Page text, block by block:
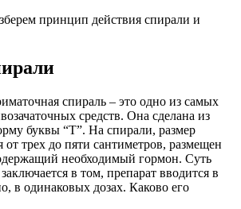
принцип действия спирали и
спираль – это одно из самых
средств. Она сделана из
буквы “Т”. На спирали, размер
от трех до пяти сантиметров, размещен
необходимый гормон. Суть
в том, препарат вводится в
в одинаковых дозах. Каково его